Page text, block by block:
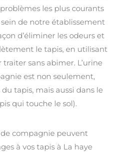
les plus courants
de notre établissement
d’éliminer les odeurs et
le tapis, en utilisant
sans abimer. L’urine
est non seulement,
tapis, mais aussi dans le
qui touche le sol).
compagnie peuvent
à vos tapis à La haye